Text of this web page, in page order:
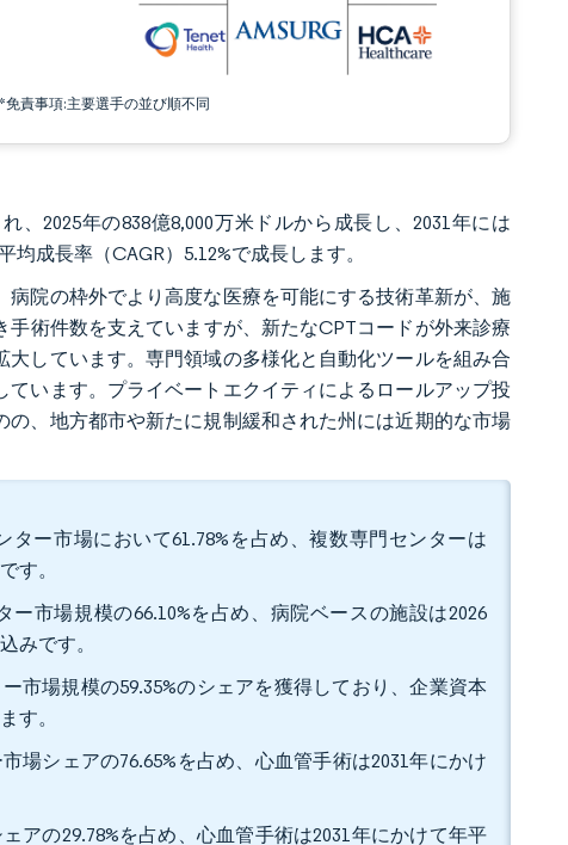
*免責事項:主要選手の並び順不同
、2025年の838億8,000万米ドルから成長し、2031年には
成長率（CAGR）5.12%で成長します。
院の枠外でより高度な医療を可能にする技術革新が、施
術件数を支えていますが、新たなCPTコードが外来診療
しています。専門領域の多様化と自動化ツールを組み合
います。プライベートエクイティによるロールアップ投
、地方都市や新たに規制緩和された州には近期的な市場
ー市場において61.78%を占め、複数専門センターは
す。
市場規模の66.10%を占め、病院ベースの施設は2026
みです。
市場規模の59.35%のシェアを獲得しており、企業資本
す。
場シェアの76.65%を占め、心血管手術は2031年にかけ
アの29.78%を占め、心血管手術は2031年にかけて年平